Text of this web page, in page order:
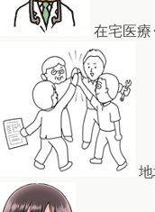
在宅医療